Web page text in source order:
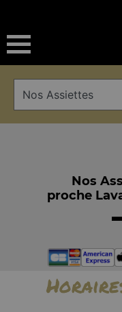
Nos
proche